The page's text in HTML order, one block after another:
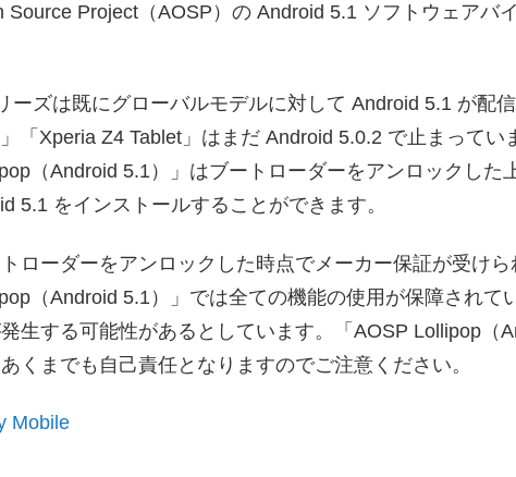
Source Project（AOSP）の Android 5.1 ソフトウェアバ
ーズは既にグローバルモデルに対して Android 5.1 が配信
」「Xperia Z4 Tablet」はまだ Android 5.0.2 で止まってい
（Android 5.1）」はブートローダーをアンロックした
5.1 をインストールすることができます。
ローダーをアンロックした時点でメーカー保証が受け
（Android 5.1）」では全ての機能の使用が保障されて
生する可能性があるとしています。「AOSP Lollipop（
くまでも自己責任となりますのでご注意ください。
Mobile